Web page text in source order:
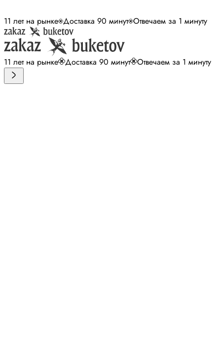
11 лет на рынке Доставка 90 минут Отвечаем за 1 минуту
11 лет на рынке Доставка 90 минут Отвечаем за 1 минуту